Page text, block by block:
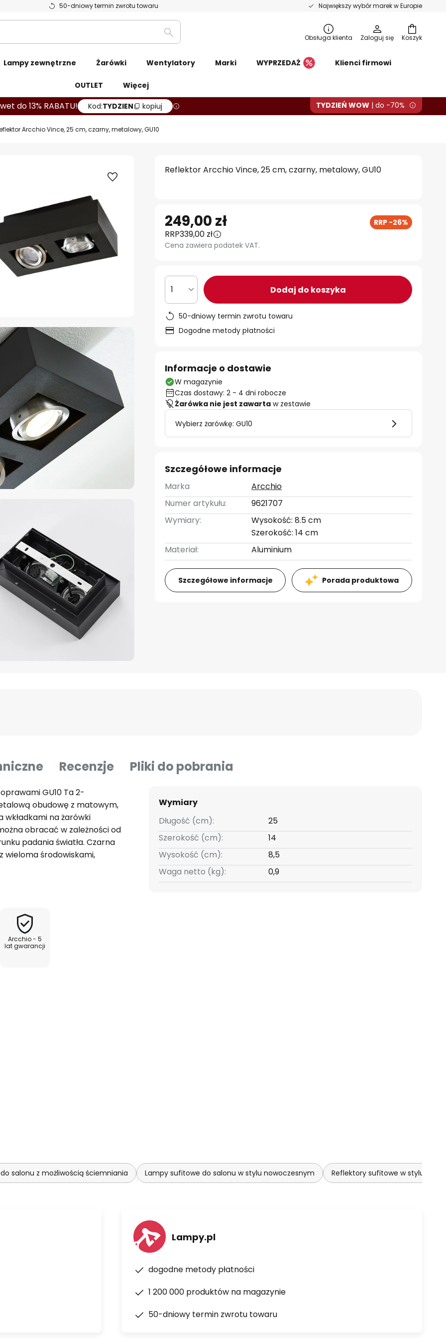
50-dniowy termin zwrotu towaru Największy wybór marek w Europie
Koszyk
Szukaj
Obsługa klienta Zaloguj się
Lampy zewnętrzne Żarówki Wentylatory Marki WYPRZEDAŻ Klienci firmowi
OUTLET Więcej
do 13% RABATU! Kod:TYDZIEN kopiuj TYDZIEŃ WOW | do -70%
Arcchio Vince, 25 cm, czarny, metalowy, GU10
Reflektor Arcchio Vince, 25 cm, czarny, metalowy, GU10
249,00 zł RRP -26%
RRP339,00 zł
Cena zawiera podatek VAT.
1 Dodaj do koszyka
50-dniowy termin zwrotu towaru
Dogodne metody płatności
Informacje o dostawie
W magazynie
Czas dostawy: 2 - 4 dni robocze
Żarówka nie jest zawarta w zestawie
Wybierz żarówkę: GU10
Szczegółowe informacje
Marka
Arcchio
Numer artykułu:
9621707
Wymiary:
Wysokość: 8.5 cm
Szerokość: 14 cm
Materiał:
Aluminium
Szczegółowe informacje Porada produktowa
Recenzje Pliki do pobrania
GU10 Ta 2-
obudowę z matowym,
na żarówki
obracać w zależności od
padania światła. Czarna
wieloma środowiskami,
ma techniczny
do szybkiego
Arcchio - 5
lat gwarancji
Wymiary
Długość (cm):
25
Szerokość (cm):
14
Wysokość (cm):
8,5
Waga netto (kg):
0,9
salonu z możliwością ściemniania Lampy sufitowe do salonu w stylu nowoczesnym Reflektory sufitowe w stylu
Lampy.pl
dogodne metody płatności
1 200 000 produktów na magazynie
50-dniowy termin zwrotu towaru